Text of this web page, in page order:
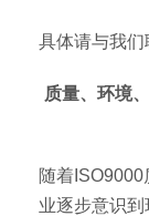
具体请与我们
质量、环境
随着
业逐步意识